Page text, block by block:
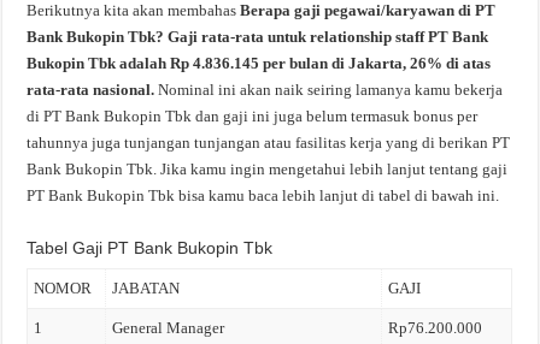
Berikutnya kita akan membahasBerapa gaji pegawai/karyawan di PT
Bank Bukopin Tbk? Gaji rata-rata untuk relationship staff PT Bank
Bukopin Tbk adalah Rp 4.836.145 per bulan di Jakarta, 26% di atas
rata-rata nasional.Nominal ini akan naik seiring lamanya kamu bekerja
di PT Bank Bukopin Tbk dan gaji ini juga belum termasuk bonus per
tahunnya juga tunjangan tunjangan atau fasilitas kerja yang di berikan PT
Bank Bukopin Tbk. Jika kamu ingin mengetahui lebih lanjut tentang gaji
PT Bank Bukopin Tbk bisa kamu baca lebih lanjut di tabel di bawah ini.
Tabel Gaji PT Bank Bukopin Tbk
NOMOR JABATAN GAJI
1 General Manager Rp76.200.000